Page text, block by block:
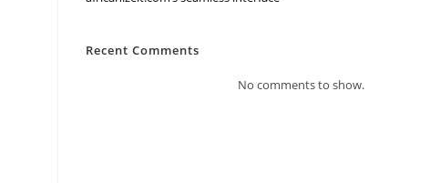
Recent Comments
No comments to show.